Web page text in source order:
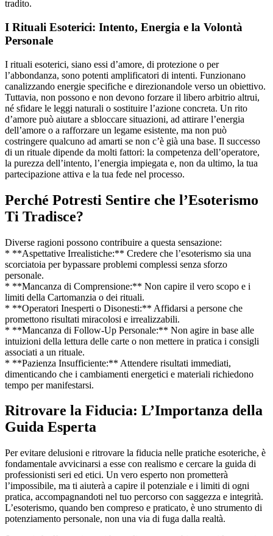
tradito.
I Rituali Esoterici: Intento, Energia e la Volontà
Personale
I rituali esoterici, siano essi d’amore, di protezione o per
l’abbondanza, sono potenti amplificatori di intenti. Funzionano
canalizzando energie specifiche e direzionandole verso un obiettivo.
Tuttavia, non possono e non devono forzare il libero arbitrio altrui,
né sfidare le leggi naturali o sostituire l’azione concreta. Un rito
d’amore può aiutare a sbloccare situazioni, ad attirare l’energia
dell’amore o a rafforzare un legame esistente, ma non può
costringere qualcuno ad amarti se non c’è già una base. Il successo
di un rituale dipende da molti fattori: la competenza dell’operatore,
la purezza dell’intento, l’energia impiegata e, non da ultimo, la tua
partecipazione attiva e la tua fede nel processo.
Perché Potresti Sentire che l’Esoterismo
Ti Tradisce?
Diverse ragioni possono contribuire a questa sensazione:
* **Aspettative Irrealistiche:** Credere che l’esoterismo sia una
scorciatoia per bypassare problemi complessi senza sforzo
personale.
* **Mancanza di Comprensione:** Non capire il vero scopo e i
limiti della Cartomanzia o dei rituali.
* **Operatori Inesperti o Disonesti:** Affidarsi a persone che
promettono risultati miracolosi e irrealizzabili.
* **Mancanza di Follow-Up Personale:** Non agire in base alle
intuizioni della lettura delle carte o non mettere in pratica i consigli
associati a un rituale.
* **Pazienza Insufficiente:** Attendere risultati immediati,
dimenticando che i cambiamenti energetici e materiali richiedono
tempo per manifestarsi.
Ritrovare la Fiducia: L’Importanza della
Guida Esperta
Per evitare delusioni e ritrovare la fiducia nelle pratiche esoteriche, è
fondamentale avvicinarsi a esse con realismo e cercare la guida di
professionisti seri ed etici. Un vero esperto non prometterà
l’impossibile, ma ti aiuterà a capire il potenziale e i limiti di ogni
pratica, accompagnandoti nel tuo percorso con saggezza e integrità.
L’esoterismo, quando ben compreso e praticato, è uno strumento di
potenziamento personale, non una via di fuga dalla realtà.